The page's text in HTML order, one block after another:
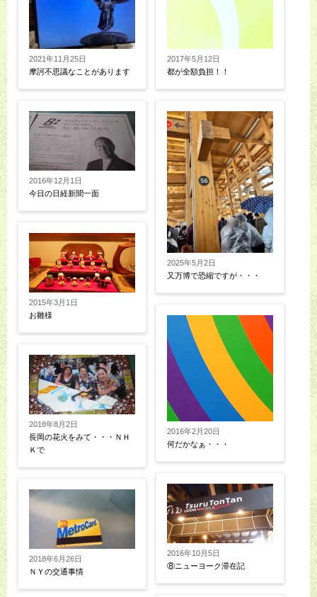
2021年11月25日
摩訶不思議なことがあります
2016年12月1日
今日の日経新聞一面
2015年3月1日
お雛様
2018年8月2日
長岡の花火をみて・・・ＮＨ
Ｋで
2018年6月26日
ＮＹの交通事情
2017年5月12日
都が全額負担！！
2025年5月2日
又万博で恐縮ですが・・・
2016年2月20日
何だかなぁ・・・
2016年10月5日
⑧ニューヨーク滞在記